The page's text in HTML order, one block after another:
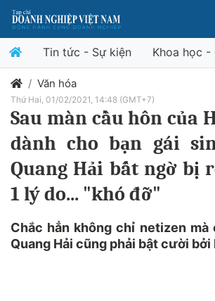
Tin tức - Sự kiện Khoa học -
Văn hóa
Thứ Hai, 01/02/2021, 14:48 (GMT+7)
Sau màn cầu hôn của
dành cho bạn gái
Quang Hải bất ngờ bị
1 lý do... "khó đỡ"
Chắc hẳn không chỉ netizen mà
Quang Hải cũng phải bật cười bởi